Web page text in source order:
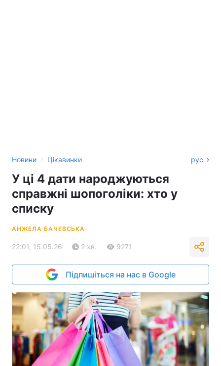
Новини › Цікавинки рус
У ці 4 дати народжуються
справжні шопоголіки: хто у
списку
АНЖЕЛА БАЧЕВСЬКА
22:01, 15.05.26 2 хв. 9271
Підпишіться на нас в Google